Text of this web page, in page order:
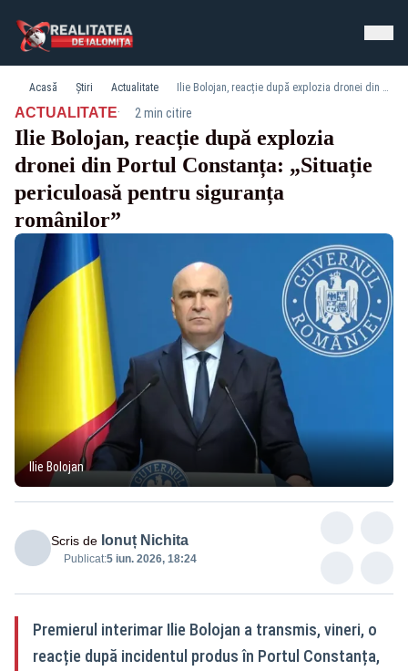
Acasă Știri Actualitate Ilie Bolojan, reacție după explozia dronei din Portul Constanța: „Situație periculoasă pentru siguranța românilor”
ACTUALITATE· 2 min citire
Ilie Bolojan, reacție după explozia
dronei din Portul Constanța: „Situație
periculoasă pentru siguranța
românilor”
Ilie Bolojan
Scris de Ionuț Nichita
Publicat:5 iun. 2026, 18:24
Premierul interimar Ilie Bolojan a transmis, vineri, o
reacție după incidentul produs în Portul Constanța,